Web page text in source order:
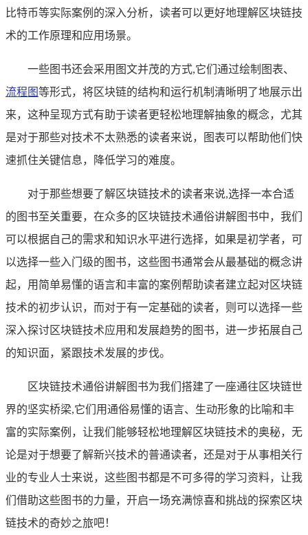
比特币等实际案例的深入分析，读者可以更好地理解区块链技
术的工作原理和应用场景。
一些图书还会采用图文并茂的方式,它们通过绘制图表、
流程图等形式，将区块链的结构和运行机制清晰明了地展示出
来，这种呈现方式有助于读者更轻松地理解抽象的概念，尤其
是对于那些对技术不太熟悉的读者来说，图表可以帮助他们快
速抓住关键信息，降低学习的难度。
对于那些想要了解区块链技术的读者来说,选择一本合适
的图书至关重要，在众多的区块链技术通俗讲解图书中，我们
可以根据自己的需求和知识水平进行选择，如果是初学者，可
以选择一些入门级的图书，这些图书通常会从最基础的概念讲
起，用简单易懂的语言和丰富的案例帮助读者建立起对区块链
技术的初步认识，而对于有一定基础的读者，则可以选择一些
深入探讨区块链技术应用和发展趋势的图书，进一步拓展自己
的知识面，紧跟技术发展的步伐。
区块链技术通俗讲解图书为我们搭建了一座通往区块链世
界的坚实桥梁,它们用通俗易懂的语言、生动形象的比喻和丰
富的实际案例，让我们能够轻松地理解区块链技术的奥秘，无
论是对于想要了解新兴技术的普通读者，还是对于从事相关行
业的专业人士来说，这些图书都是不可多得的学习资料，让我
们借助这些图书的力量，开启一场充满惊喜和挑战的探索区块
链技术的奇妙之旅吧！